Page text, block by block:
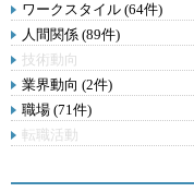
ワークスタイル (64件)
人間関係 (89件)
技術動向
業界動向 (2件)
職場 (71件)
転職活動